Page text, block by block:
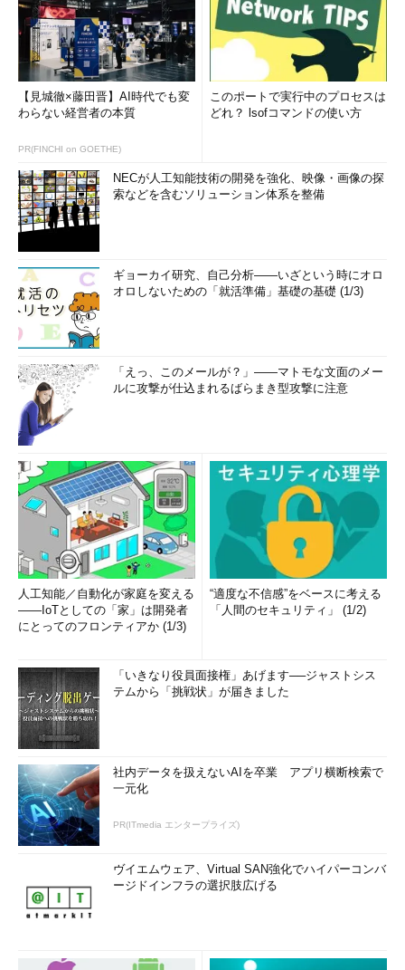
【見城徹×藤田晋】AI時代でも変
わらない経営者の本質
PR(FINCHI on GOETHE)
このポートで実行中のプロセスは
どれ？ lsofコマンドの使い方
NECが人工知能技術の開発を強化、映像・画像の探
索などを含むソリューション体系を整備
ギョーカイ研究、自己分析――いざという時にオロ
オロしないための「就活準備」基礎の基礎 (1/3)
「えっ、このメールが？」――マトモな文面のメー
ルに攻撃が仕込まれるばらまき型攻撃に注意
人工知能／自動化が家庭を変える
――IoTとしての「家」は開発者
にとってのフロンティアか (1/3)
“適度な不信感”をベースに考える
「人間のセキュリティ」 (1/2)
「いきなり役員面接権」あげます──ジャストシス
テムから「挑戦状」が届きました
社内データを扱えないAIを卒業 アプリ横断検索で
一元化
PR(ITmedia エンタープライズ)
ヴイエムウェア、Virtual SAN強化でハイパーコンバ
ージドインフラの選択肢広げる